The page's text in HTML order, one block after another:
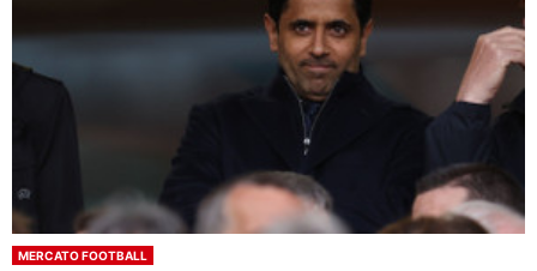
MERCATO FOOTBALL